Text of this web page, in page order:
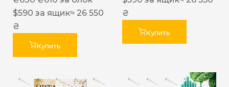
$590 за ящик≈ 26 550
₴
Купить
₴
Купить